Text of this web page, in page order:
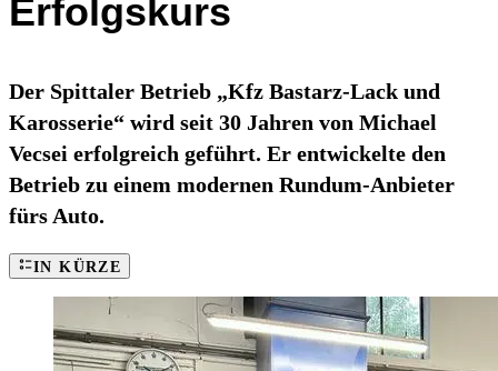
Erfolgskurs
Der Spittaler Betrieb „Kfz Bastarz-Lack und
Karosserie“ wird seit 30 Jahren von Michael
Vecsei erfolgreich geführt. Er entwickelte den
Betrieb zu einem modernen Rundum-Anbieter
fürs Auto.
IN KÜRZE